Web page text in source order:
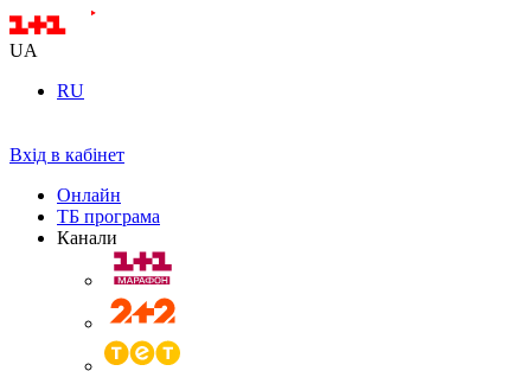
UA
RU
Вхід в кабінет
Онлайн
ТБ програма
Канали